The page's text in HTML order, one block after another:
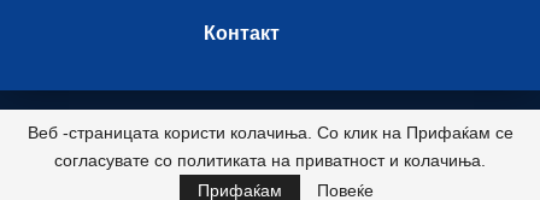
Контакт
© 2026 - Istok Press. All Rights Reserved.
Развиено и хостирано од
Веб -страницата користи колачиња. Со клик на Прифаќам се
согласувате со политиката на приватност и колачиња.
Прифаќам
Повеќе